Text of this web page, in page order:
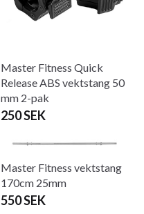
Master Fitness Quick
Release ABS vektstang 50
mm 2-pak
250 SEK
Master Fitness vektstang
170cm 25mm
550 SEK